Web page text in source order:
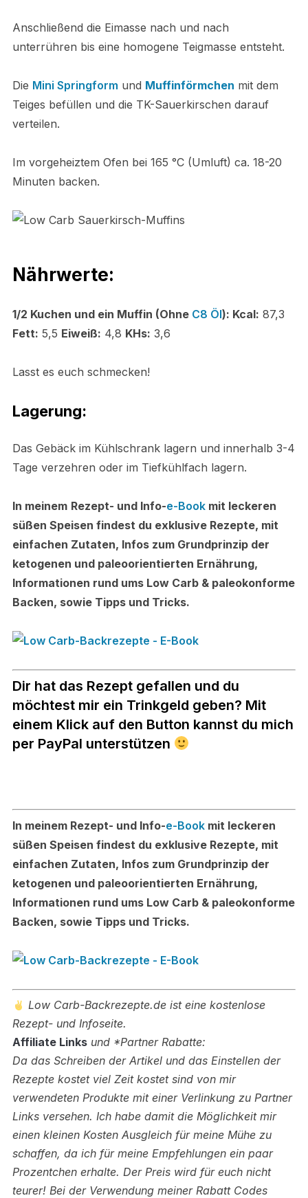
Anschließend die Eimasse nach und nach
unterrühren bis eine homogene Teigmasse entsteht.
Die Mini Springform und Muffinförmchen mit dem
Teiges befüllen und die TK-Sauerkirschen darauf
verteilen.
Im vorgeheiztem Ofen bei 165 °C (Umluft) ca. 18-20
Minuten backen.
Nährwerte:
1/2 Kuchen und ein Muffin (Ohne C8 Öl): Kcal: 87,3
Fett: 5,5 Eiweiß: 4,8 KHs: 3,6
Lasst es euch schmecken!
Lagerung:
Das Gebäck im Kühlschrank lagern und innerhalb 3-4
Tage verzehren oder im Tiefkühlfach lagern.
In meinem Rezept- und Info-e-Bookmit leckeren
süßen Speisen findest du exklusive Rezepte, mit
einfachen Zutaten, Infos zum Grundprinzip der
ketogenen und paleoorientierten Ernährung,
Informationen rund ums Low Carb & paleokonforme
Backen, sowie Tipps und Tricks.
Dir hat das Rezept gefallen und du
möchtest mir ein Trinkgeld geben? Mit
einem Klick auf den Button kannst du mich
per PayPal unterstützen
In meinem Rezept- und Info-e-Bookmit leckeren
süßen Speisen findest du exklusive Rezepte, mit
einfachen Zutaten, Infos zum Grundprinzip der
ketogenen und paleoorientierten Ernährung,
Informationen rund ums Low Carb & paleokonforme
Backen, sowie Tipps und Tricks.
Low Carb-Backrezepte.de ist eine kostenlose
Rezept- und Infoseite.
Affiliate Linksund *Partner Rabatte:
Da das Schreiben der Artikel und das Einstellen der
Rezepte kostet viel Zeit kostet sind von mir
verwendeten Produkte mit einer Verlinkung zu Partner
Links versehen. Ich habe damit die Möglichkeit mir
einen kleinen Kosten Ausgleich für meine Mühe zu
schaffen, da ich für meine Empfehlungen ein paar
Prozentchen erhalte. Der Preis wird für euch nicht
teurer! Bei der Verwendung meiner Rabatt Codes